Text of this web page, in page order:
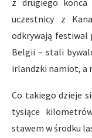
uczestnicy z
odkrywają festiwal
Belgii – stali
irlandzki namiot, a
Co takiego dzieje
tysiące
stawem w środku